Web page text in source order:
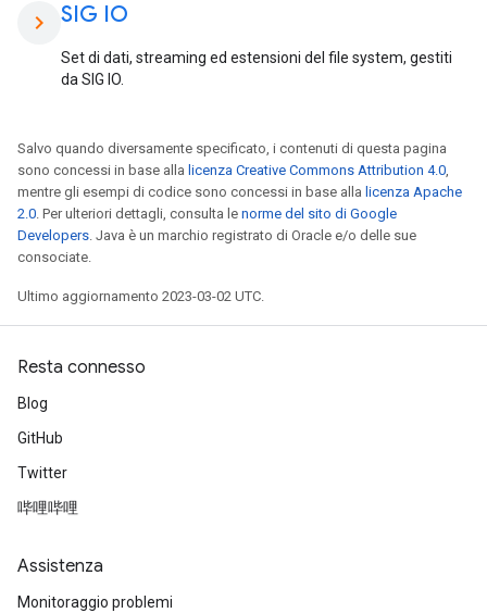
chevron_right SIG IO
Set di dati, streaming ed estensioni del file system, gestiti
da SIG IO.
Salvo quando diversamente specificato, i contenuti di questa pagina
sono concessi in base alla licenza Creative Commons Attribution 4.0,
mentre gli esempi di codice sono concessi in base alla licenza Apache
2.0. Per ulteriori dettagli, consulta le norme del sito di Google
Developers. Java è un marchio registrato di Oracle e/o delle sue
consociate.
Ultimo aggiornamento 2023-03-02 UTC.
Resta connesso
Blog
GitHub
Twitter
哔哩哔哩
Assistenza
Monitoraggio problemi